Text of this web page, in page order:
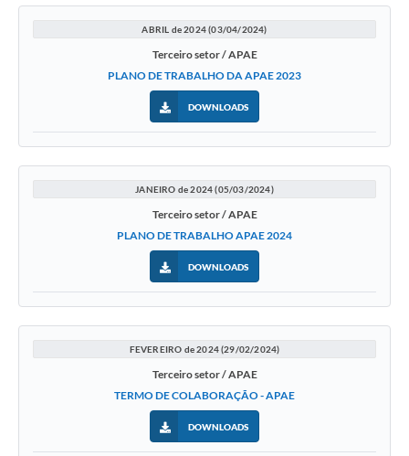
ABRIL de 2024 (03/04/2024)
Terceiro setor / APAE
PLANO DE TRABALHO DA APAE 2023
DOWNLOADS
JANEIRO de 2024 (05/03/2024)
Terceiro setor / APAE
PLANO DE TRABALHO APAE 2024
DOWNLOADS
FEVEREIRO de 2024 (29/02/2024)
Terceiro setor / APAE
TERMO DE COLABORAÇÃO - APAE
DOWNLOADS